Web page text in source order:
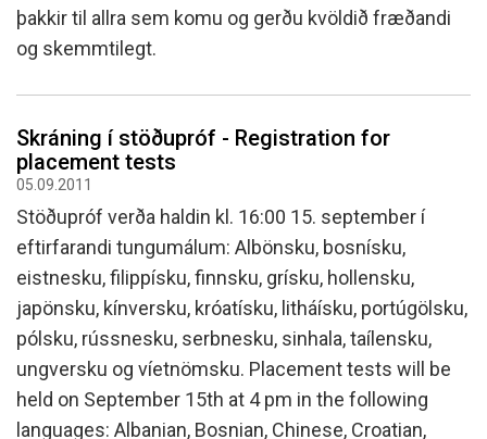
þakkir til allra sem komu og gerðu kvöldið fræðandi
og skemmtilegt.
Skráning í stöðupróf - Registration for
placement tests
05.09.2011
Stöðupróf verða haldin kl. 16:00 15. september í
eftirfarandi tungumálum: Albönsku, bosnísku,
eistnesku, filippísku, finnsku, grísku, hollensku,
japönsku, kínversku, króatísku, litháísku, portúgölsku,
pólsku, rússnesku, serbnesku, sinhala, taílensku,
ungversku og víetnömsku. Placement tests will be
held on September 15th at 4 pm in the following
languages: Albanian, Bosnian, Chinese, Croatian,